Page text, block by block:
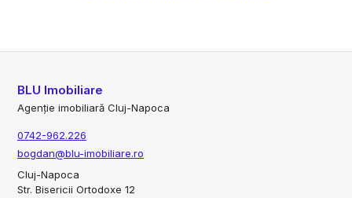
BLU Imobiliare
Agenție imobiliară Cluj-Napoca
0742-962.226
bogdan@blu-imobiliare.ro
Cluj-Napoca
Str. Bisericii Ortodoxe 12